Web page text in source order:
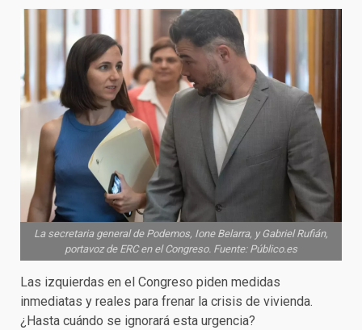
La secretaria general de Podemos, Ione Belarra, y Gabriel Rufián,
portavoz de ERC en el Congreso. Fuente: Público.es
Las izquierdas en el Congreso piden medidas
inmediatas y reales para frenar la crisis de vivienda.
¿Hasta cuándo se ignorará esta urgencia?